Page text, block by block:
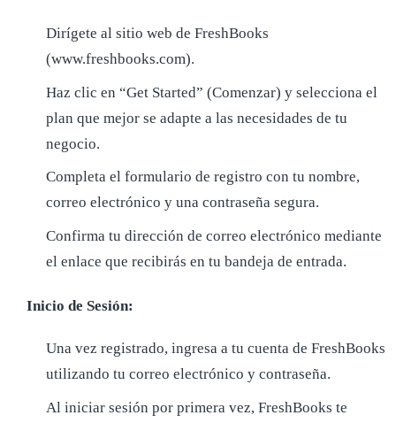
Dirígete al sitio web de FreshBooks
(www.freshbooks.com).
Haz clic en “Get Started” (Comenzar) y selecciona el
plan que mejor se adapte a las necesidades de tu
negocio.
Completa el formulario de registro con tu nombre,
correo electrónico y una contraseña segura.
Confirma tu dirección de correo electrónico mediante
el enlace que recibirás en tu bandeja de entrada.
Inicio de Sesión:
Una vez registrado, ingresa a tu cuenta de FreshBooks
utilizando tu correo electrónico y contraseña.
Al iniciar sesión por primera vez, FreshBooks te